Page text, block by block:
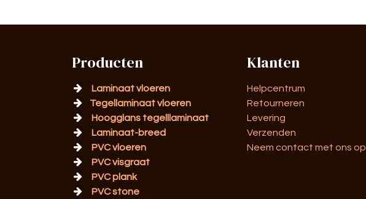
Producten
Laminaat vloeren
Tegellaminaat vloeren
Hoogglans tegelllaminaat
Laminaat-breed
PVC vloeren
PVC visgraat
PVC plank
PVC stone
Klanten
Helpcentrum
Retourneren
Levering
Verzenden
Neem contact met ons op